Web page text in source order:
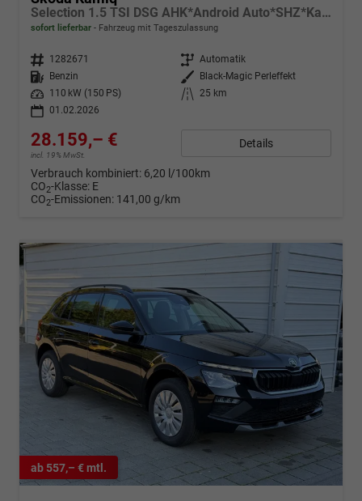
Selection 1.5 TSI DSG AHK*Android Auto*SHZ*Kamera*Keyless*2Z Klimaauto*
sofort lieferbar Fahrzeug mit Tageszulassung
Fahrzeugnr. 1282671 Getriebe Automatik
Kraftstoff
Benzin Außenfarbe
Black-Magic Perleffekt
Leistung
110 kW (150 PS) Kilometerstand
25 km
01.02.2026
28.159,– €
incl. 19% MwSt.
Details
Verbrauch kombiniert: 6,20 l/100km
CO2-Klasse: E
CO2-Emissionen: 141,00 g/km
ab 557,– € mtl.